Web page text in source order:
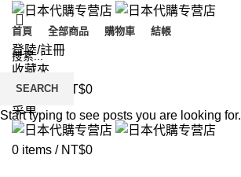
首頁 全部商品 購物車 結帳
登陸/註冊
收藏夾
0items / NT$0
菜單
0 items / NT$0
SEARCH
Start typing to see posts you are looking for.